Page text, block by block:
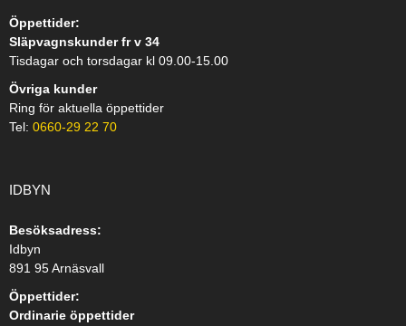
Öppettider:
Släpvagnskunder fr v 34
Tisdagar och torsdagar kl 09.00-15.00
Övriga kunder
Ring för aktuella öppettider
Tel: 0660-29 22 70
IDBYN
Besöksadress:
Idbyn
891 95 Arnäsvall
Öppettider:
Ordinarie öppettider